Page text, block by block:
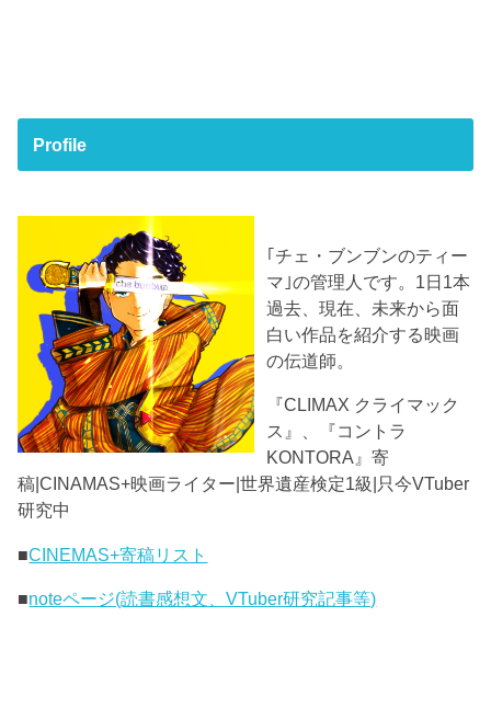
Profile
｢チェ・ブンブンのティー
マ｣の管理人です。1日1本
過去、現在、未来から面
白い作品を紹介する映画
の伝道師。
『CLIMAX クライマック
ス』、『コントラ
KONTORA』寄
稿|CINAMAS+映画ライター|世界遺産検定1級|只今VTuber
研究中
■CINEMAS+寄稿リスト
■noteページ(読書感想文、VTuber研究記事等)